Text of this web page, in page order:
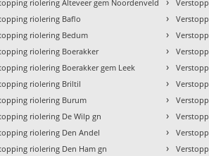
riolering Alteveer gem Noordenveld
riolering Baflo
riolering Bedum
riolering Boerakker
riolering Boerakker gem Leek
riolering Briltil
riolering Burum
riolering De Wilp gn
riolering Den Andel
riolering Den Ham gn
›
›
›
›
›
›
›
›
›